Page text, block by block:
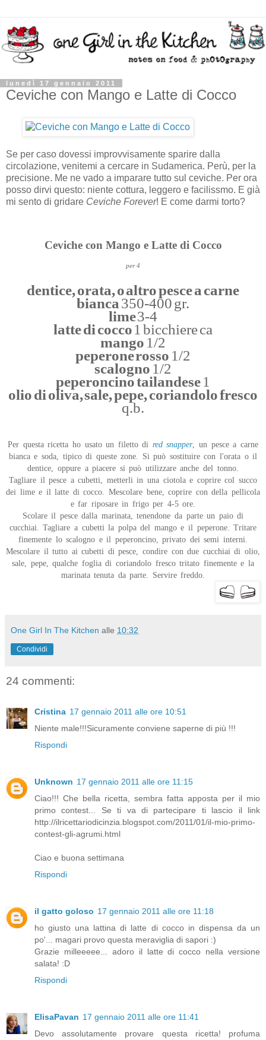
lunedì 17 gennaio 2011
Ceviche con Mango e Latte di Cocco
Se per caso dovessi improvvisamente sparire dalla
circolazione, venitemi a cercare in Sudamerica. Perù, per la
precisione. Me ne vado a imparare tutto sul ceviche. Per ora
posso dirvi questo: niente cottura, leggero e facilissmo. E già
mi sento di gridare Ceviche Forever! E come darmi torto?
Ceviche con Mango e Latte di Cocco
per 4
dentice, orata, o altro pesce a carne
bianca 350-400 gr.
lime3-4
latte di cocco1 bicchiere ca
mango 1/2
peperone rosso 1/2
scalogno 1/2
peperoncino tailandese1
olio di oliva, sale, pepe, coriandolo fresco
q.b.
Per questa ricetta ho usato un filetto di red snapper, un pesce a carne
bianca e soda, tipico di queste zone. Si può sostituire con l'orata o il
dentice, oppure a piacere si può utilizzare anche del tonno.
Tagliare il pesce a cubetti, metterli in una ciotola e coprire col succo
dei lime e il latte di cocco. Mescolare bene, coprire con della pellicola
e far riposare in frigo per 4-5 ore.
Scolare il pesce dalla marinata, tenendone da parte un paio di
cucchiai. Tagliare a cubetti la polpa del mango e il peperone. Tritare
finemente lo scalogno e il peperoncino, privato dei semi interni.
Mescolare il tutto ai cubetti di pesce, condire con due cucchiai di olio,
sale, pepe, qualche foglia di coriandolo fresco tritato finemente e la
marinata tenuta da parte. Servire freddo.
One Girl In The Kitchen alle 10:32
Condividi
24 commenti:
Cristina 17 gennaio 2011 alle ore 10:51
Niente male!!!Sicuramente conviene saperne di più !!!
Rispondi
Unknown 17 gennaio 2011 alle ore 11:15
Ciao!!! Che bella ricetta, sembra fatta apposta per il mio
primo contest... Se ti va di partecipare ti lascio il link
http://ilricettariodicinzia.blogspot.com/2011/01/il-mio-primo-
contest-gli-agrumi.html
Ciao e buona settimana
Rispondi
il gatto goloso 17 gennaio 2011 alle ore 11:18
ho giusto una lattina di latte di cocco in dispensa da un
po'... magari provo questa meraviglia di sapori :)
Grazie milleeeee... adoro il latte di cocco nella versione
salata! :D
Rispondi
ElisaPavan 17 gennaio 2011 alle ore 11:41
Devo assolutamente provare questa ricetta! profuma